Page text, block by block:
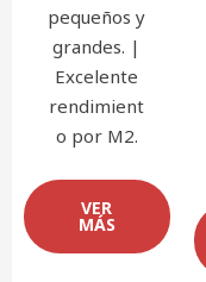
pequeños y
grandes. |
Excelente
rendimient
o por M2.
VER
MÁS